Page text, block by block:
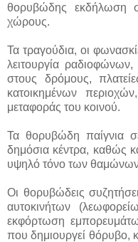
θορυβώδης εκδήλωση
χώρους.
Τα τραγούδια, οι
λειτουργία
στους δρόμους,
κατοικημένων
μεταφοράς του κοινού.
Τα θορυβώδη παίγνια
δημόσια κέντρα, καθώς
υψηλό τόνο των
Οι θορυβώδεις
αυτοκινήτων
εκφόρτωση
που δημιουργεί θόρυβο,